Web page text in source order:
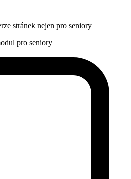
stránek nejen pro seniory